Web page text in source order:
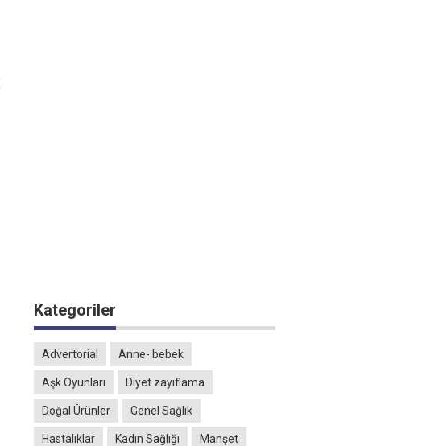
Kategoriler
Advertorial Anne- bebek
Aşk Oyunları Diyet zayıflama
Doğal Ürünler Genel Sağlık
Hastalıklar Kadın Sağlığı Manşet